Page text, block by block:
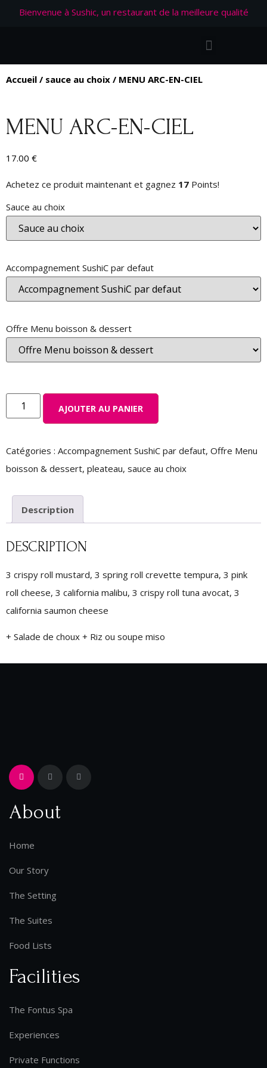
Bienvenue à Sushic, un restaurant de la meilleure qualité
Accueil / sauce au choix / MENU ARC-EN-CIEL
MENU ARC-EN-CIEL
17.00 €
Achetez ce produit maintenant et gagnez 17 Points!
Sauce au choix
Accompagnement SushiC par defaut
Offre Menu boisson & dessert
AJOUTER AU PANIER
Catégories : Accompagnement SushiC par defaut, Offre Menu
boisson & dessert, pleateau, sauce au choix
Description
DESCRIPTION
3 crispy roll mustard, 3 spring roll crevette tempura, 3 pink
roll cheese, 3 california malibu, 3 crispy roll tuna avocat, 3
california saumon cheese
+ Salade de choux + Riz ou soupe miso
About
Home
Our Story
The Setting
The Suites
Food Lists
Facilities
The Fontus Spa
Experiences
Private Functions